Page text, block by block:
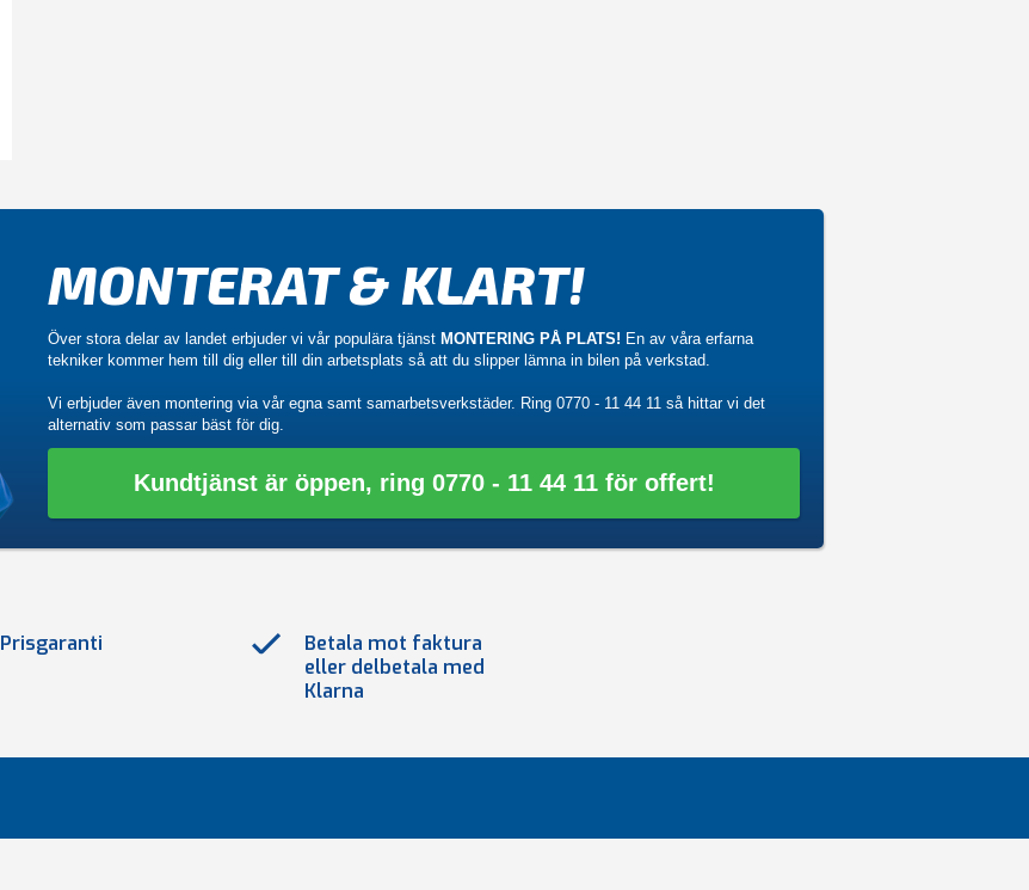
MONTERAT & KLART!
Över stora delar av landet erbjuder vi vår populära tjänst MONTERING PÅ PLATS! En av våra erfarna
tekniker kommer hem till dig eller till din arbetsplats så att du slipper lämna in bilen på verkstad.
Vi erbjuder även montering via vår egna samt samarbetsverkstäder. Ring 0770 - 11 44 11 så hittar vi det
alternativ som passar bäst för dig.
Kundtjänst är öppen, ring 0770 - 11 44 11 för offert!
Prisgaranti
Betala mot faktura
eller delbetala med
Klarna